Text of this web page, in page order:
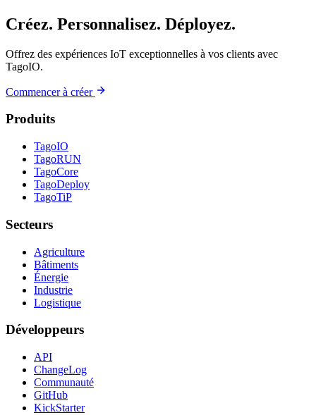
Créez. Personnalisez. Déployez.
Offrez des expériences IoT exceptionnelles à vos clients avec
TagoIO.
Commencer à créer
Produits
TagoIO
TagoRUN
TagoCore
TagoDeploy
TagoTiP
Secteurs
Agriculture
Bâtiments
Énergie
Industrie
Logistique
Développeurs
API
ChangeLog
Communauté
GitHub
KickStarter